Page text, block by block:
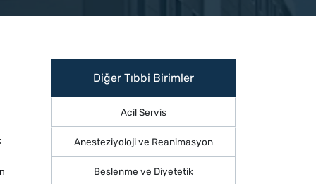
Diğer Tıbbi Birimler
Acil Servis
Anesteziyoloji ve Reanimasyon
Beslenme ve Diyetetik